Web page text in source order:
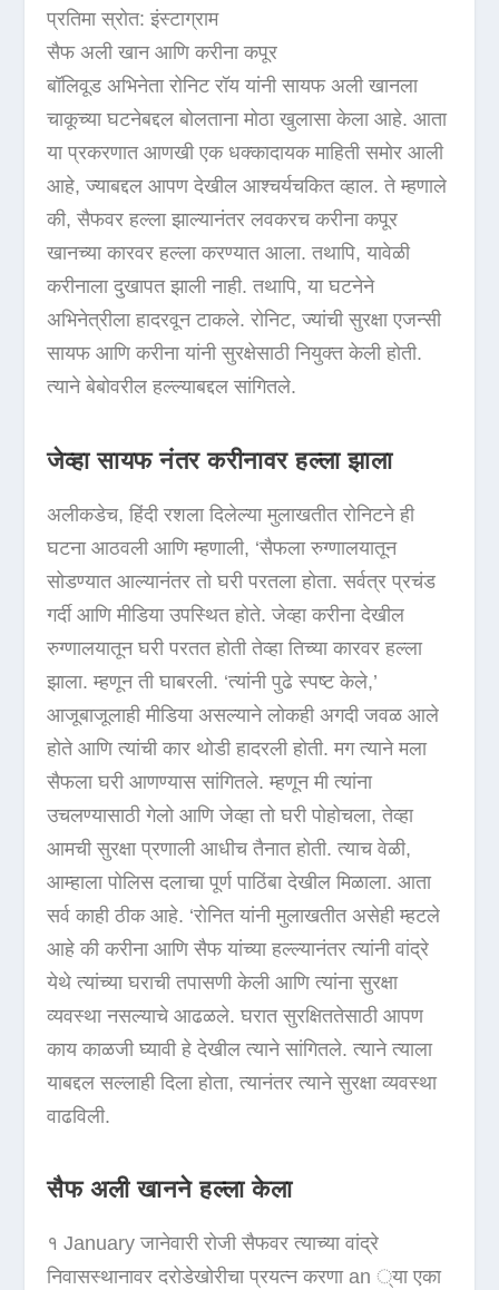
प्रतिमा स्रोत: इंस्टाग्राम
सैफ अली खान आणि करीना कपूर
बॉलिवूड अभिनेता रोनिट रॉय यांनी सायफ अली खानला
चाकूच्या घटनेबद्दल बोलताना मोठा खुलासा केला आहे. आता
या प्रकरणात आणखी एक धक्कादायक माहिती समोर आली
आहे, ज्याबद्दल आपण देखील आश्चर्यचकित व्हाल. ते म्हणाले
की, सैफवर हल्ला झाल्यानंतर लवकरच करीना कपूर
खानच्या कारवर हल्ला करण्यात आला. तथापि, यावेळी
करीनाला दुखापत झाली नाही. तथापि, या घटनेने
अभिनेत्रीला हादरवून टाकले. रोनिट, ज्यांची सुरक्षा एजन्सी
सायफ आणि करीना यांनी सुरक्षेसाठी नियुक्त केली होती.
त्याने बेबोवरील हल्ल्याबद्दल सांगितले.
जेव्हा सायफ नंतर करीनावर हल्ला झाला
अलीकडेच, हिंदी रशला दिलेल्या मुलाखतीत रोनिटने ही
घटना आठवली आणि म्हणाली, ‘सैफला रुग्णालयातून
सोडण्यात आल्यानंतर तो घरी परतला होता. सर्वत्र प्रचंड
गर्दी आणि मीडिया उपस्थित होते. जेव्हा करीना देखील
रुग्णालयातून घरी परतत होती तेव्हा तिच्या कारवर हल्ला
झाला. म्हणून ती घाबरली. ‘त्यांनी पुढे स्पष्ट केले,’
आजूबाजूलाही मीडिया असल्याने लोकही अगदी जवळ आले
होते आणि त्यांची कार थोडी हादरली होती. मग त्याने मला
सैफला घरी आणण्यास सांगितले. म्हणून मी त्यांना
उचलण्यासाठी गेलो आणि जेव्हा तो घरी पोहोचला, तेव्हा
आमची सुरक्षा प्रणाली आधीच तैनात होती. त्याच वेळी,
आम्हाला पोलिस दलाचा पूर्ण पाठिंबा देखील मिळाला. आता
सर्व काही ठीक आहे. ‘रोनित यांनी मुलाखतीत असेही म्हटले
आहे की करीना आणि सैफ यांच्या हल्ल्यानंतर त्यांनी वांद्रे
येथे त्यांच्या घराची तपासणी केली आणि त्यांना सुरक्षा
व्यवस्था नसल्याचे आढळले. घरात सुरक्षिततेसाठी आपण
काय काळजी घ्यावी हे देखील त्याने सांगितले. त्याने त्याला
याबद्दल सल्लाही दिला होता, त्यानंतर त्याने सुरक्षा व्यवस्था
वाढविली.
सैफ अली खानने हल्ला केला
१ January जानेवारी रोजी सैफवर त्याच्या वांद्रे
निवासस्थानावर दरोडेखोरीचा प्रयत्न करणा an ्या एका